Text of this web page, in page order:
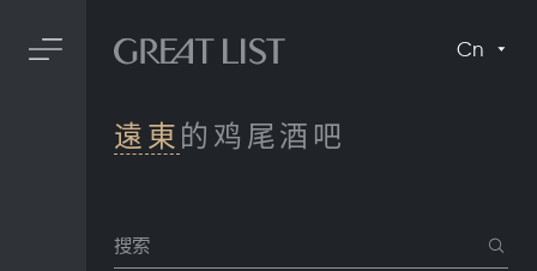
Cn
遠東 的鸡尾酒吧
搜索